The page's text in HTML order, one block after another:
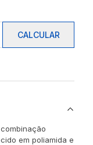
CALCULAR
em poliamida e